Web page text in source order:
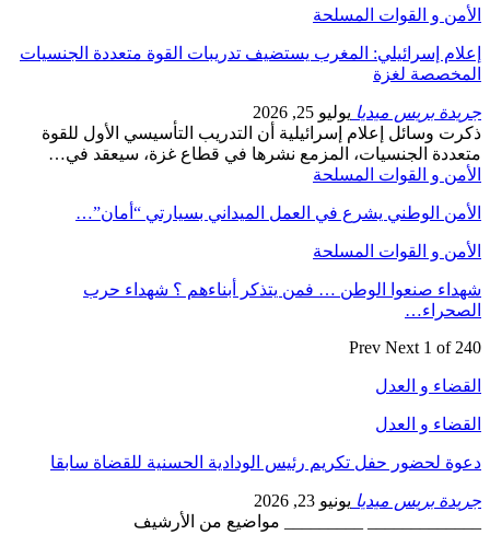
الأمن و القوات المسلحة
إعلام إسرائيلي: المغرب يستضيف تدريبات القوة متعددة الجنسيات
المخصصة لغزة
جريدة بريس ميديا يوليو 25, 2026
ذكرت وسائل إعلام إسرائيلية أن التدريب التأسيسي الأول للقوة
متعددة الجنسيات، المزمع نشرها في قطاع غزة، سيعقد في…
الأمن و القوات المسلحة
الأمن الوطني يشرع في العمل الميداني بسيارتي “أمان”…
الأمن و القوات المسلحة
شهداء صنعوا الوطن … فمن يتذكر أبناءهم ؟ شهداء حرب
الصحراء…
Prev Next 1 of 240
القضاء و العدل
القضاء و العدل
دعوة لحضور حفل تكريم رئيس الودادية الحسنية للقضاة سابقا
جريدة بريس ميديا يونيو 23, 2026
_____________ _________ مواضيع من الأرشيف